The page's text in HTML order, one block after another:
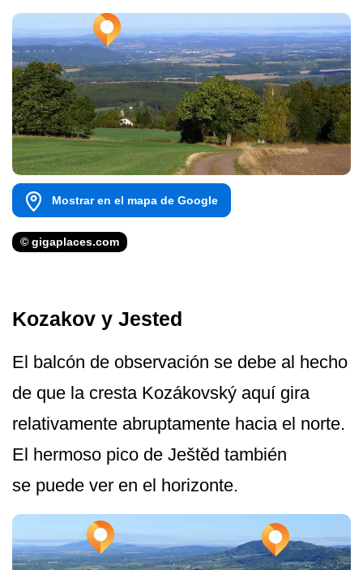
Mostrar en el mapa de Google
© gigaplaces.com
Kozakov y Jested
El balcón de observación se debe al hecho
de que la cresta Kozákovský aquí gira
relativamente abruptamente hacia el norte.
El hermoso pico de Ještěd también
se puede ver en el horizonte.